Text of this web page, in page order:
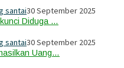
santai30 September 2025
Diduga …
santai30 September 2025
Uang…